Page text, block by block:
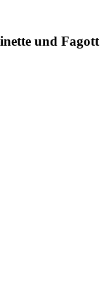
und Fagott